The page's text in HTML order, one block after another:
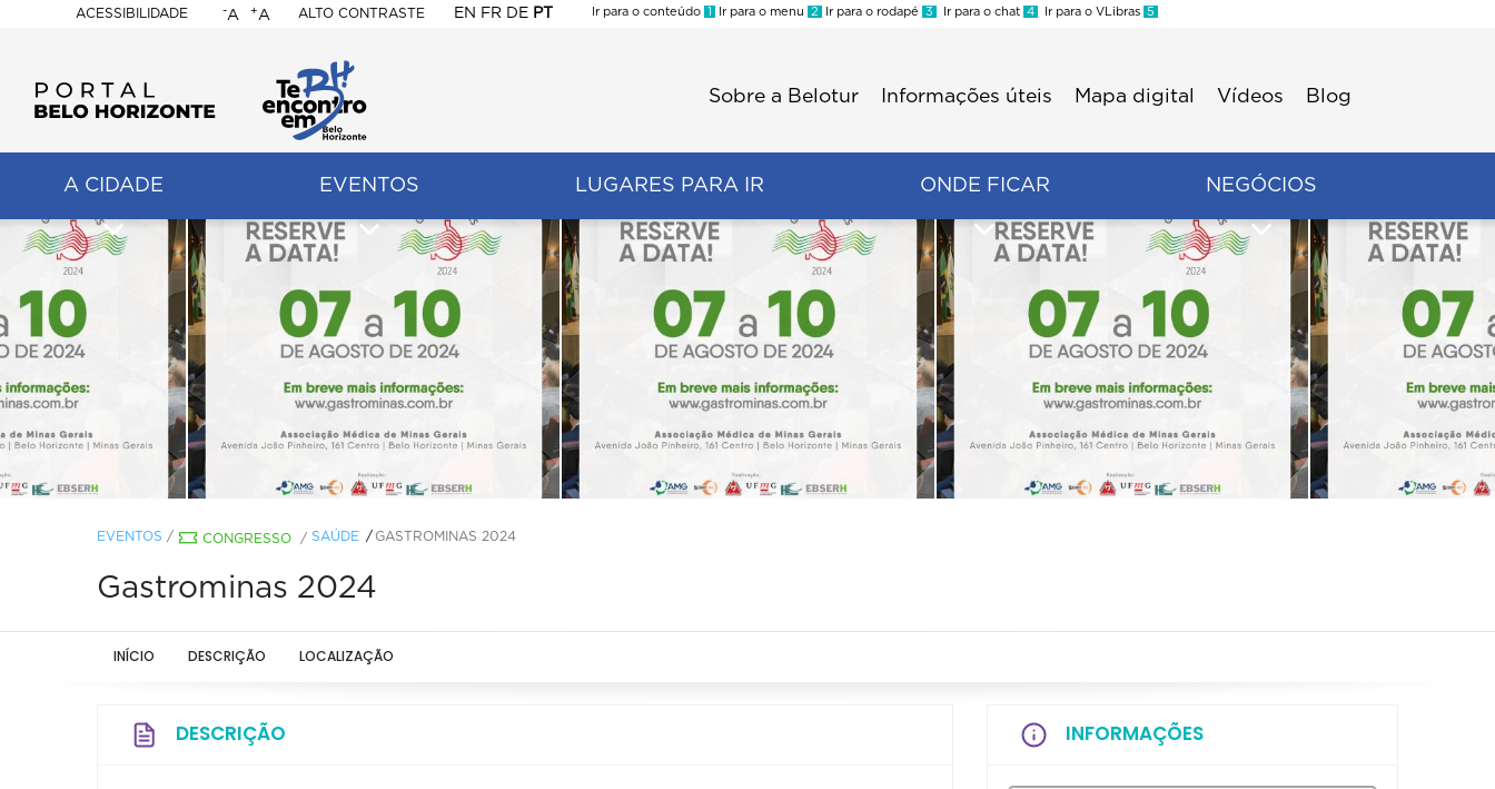
ACESSIBILIDADE
BELO
HORIZONTE
-A +A ALTO CONTRASTE EN FR DE PT
Ir para o conteúdo 1 Ir para o menu 2 Ir para o rodapé 3 Ir para o chat 4 Ir para o VLibras 5
Sobre a Belotur Informações úteis Mapa digital Vídeos Blog
A CIDADE EVENTOS LUGARES PARA IR ONDE FICAR NEGÓCIOS
EVENTOS / CONGRESSO / SAÚDE GASTROMINAS 2024
Gastrominas 2024
INÍCIO DESCRIÇÃO LOCALIZAÇÃO
DESCRIÇÃO INFORMAÇÕES